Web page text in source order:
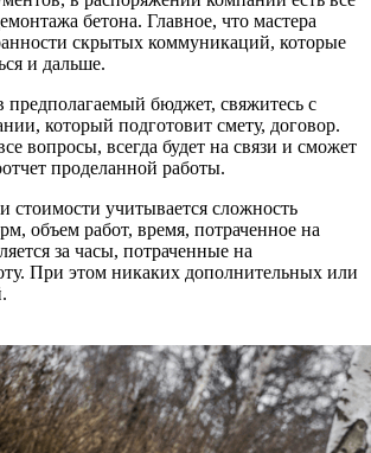
бетона. Главное, что мастера
скрытых коммуникаций, которые
и дальше.
предполагаемый бюджет, свяжитесь с
который подготовит смету, договор.
вопросы, всегда будет на связи и сможет
проделанной работы.
учитывается сложность
объем работ, время, потраченное на
за часы, потраченные на
При этом никаких дополнительных или